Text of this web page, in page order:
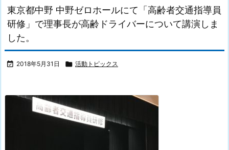
東京都中野 中野ゼロホールにて「高齢者交通指導員
研修」で理事長が高齢ドライバーについて講演しま
した。
 2018年5月31日  活動トピックス